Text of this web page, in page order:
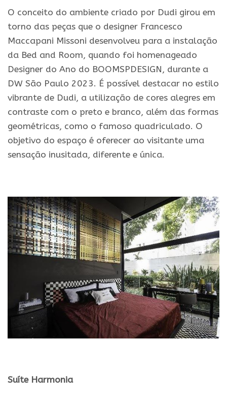
O conceito do ambiente criado por Dudi girou em
torno das peças que o designer Francesco
Maccapani Missoni desenvolveu para a instalação
da Bed and Room, quando foi homenageado
Designer do Ano do BOOMSPDESIGN, durante a
DW São Paulo 2023. É possível destacar no estilo
vibrante de Dudi, a utilização de cores alegres em
contraste com o preto e branco, além das formas
geométricas, como o famoso quadriculado. O
objetivo do espaço é oferecer ao visitante uma
sensação inusitada, diferente e única.
Suíte Harmonia